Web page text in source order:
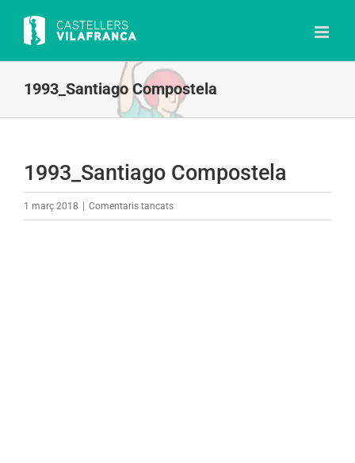
content
1993_Santiago Compostela
1993_Santiago Compostela
1 març 2018 Comentaris tancatsa